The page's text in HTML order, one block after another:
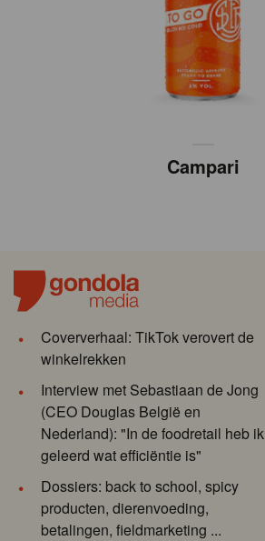
Campari
Coververhaal: TikTok verovert de
winkelrekken
Interview met Sebastiaan de Jong
(CEO Douglas België en
Nederland): "In de foodretail heb ik
geleerd wat efficiëntie is"
Dossiers: back to school, spicy
producten, dierenvoeding,
betalingen, fieldmarketing ...